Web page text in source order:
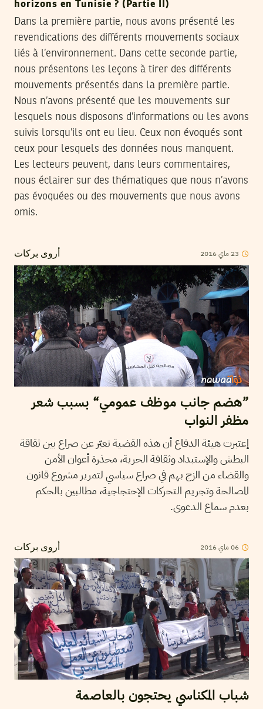
horizons en Tunisie ? (Partie II)
Dans la première partie, nous avons présenté les
revendications des différents mouvements sociaux
liés à l’environnement. Dans cette seconde partie,
nous présentons les leçons à tirer des différents
mouvements présentés dans la première partie.
Nous n’avons présenté que les mouvements sur
lesquels nous disposons d’informations ou les avons
suivis lorsqu’ils ont eu lieu. Ceux non évoqués sont
ceux pour lesquels des données nous manquent.
Les lecteurs peuvent, dans leurs commentaires,
nous éclairer sur des thématiques que nous n’avons
pas évoquées ou des mouvements que nous avons
omis.
أروى بركات 23 ماي2016
”هضم جانب موظف عمومي“ بسبب شعر
مظفر النواب
إعتبرت هيئة الدفاع أن هذه القضية تعبّر عن صراع بين ثقاقة
البطش والإستبداد وثقافة الحرية، محذرة أعوان الأمن
والقضاء من الزج بهم في صراع سياسي لتمرير مشروع قانون
المصالحة وتجريم التحركات الإحتجاجية، مطالبين بالحكم
بعدم سماع الدعوى.
أروى بركات 06ماي2016
شباب المكناسي يحتجون بالعاصمة